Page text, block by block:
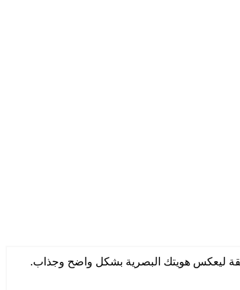
ليعكس هويتك البصرية بشكل واضح وجذاب.